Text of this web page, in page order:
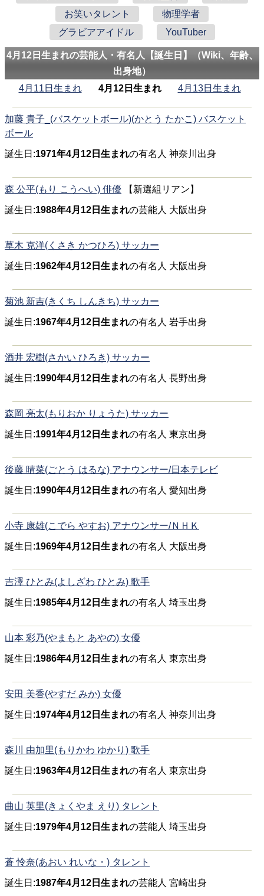
お笑いタレント
物理学者
グラビアアイドル
YouTuber
4月12日生まれの芸能人・有名人【誕生日】（Wiki、年齢、
出身地）
4月11日生まれ
4月12日生まれ 4月13日生まれ
加藤 貴子_(バスケットボール)(かとう たかこ) バスケット
ボール
誕生日:1971年4月12日生まれの有名人 神奈川出身
森 公平(もり こうへい) 俳優 【新選組リアン】
誕生日:1988年4月12日生まれの芸能人 大阪出身
草木 克洋(くさき かつひろ) サッカー
誕生日:1962年4月12日生まれの有名人 大阪出身
菊池 新吉(きくち しんきち) サッカー
誕生日:1967年4月12日生まれの有名人 岩手出身
酒井 宏樹(さかい ひろき) サッカー
誕生日:1990年4月12日生まれの有名人 長野出身
森岡 亮太(もりおか りょうた) サッカー
誕生日:1991年4月12日生まれの有名人 東京出身
後藤 晴菜(ごとう はるな) アナウンサー/日本テレビ
誕生日:1990年4月12日生まれの有名人 愛知出身
小寺 康雄(こでら やすお) アナウンサー/ＮＨＫ
誕生日:1969年4月12日生まれの有名人 大阪出身
吉澤 ひとみ(よしざわ ひとみ) 歌手
誕生日:1985年4月12日生まれの有名人 埼玉出身
山本 彩乃(やまもと あやの) 女優
誕生日:1986年4月12日生まれの有名人 東京出身
安田 美香(やすだ みか) 女優
誕生日:1974年4月12日生まれの有名人 神奈川出身
森川 由加里(もりかわ ゆかり) 歌手
誕生日:1963年4月12日生まれの有名人 東京出身
曲山 英里(きょくやま えり) タレント
誕生日:1979年4月12日生まれの芸能人 埼玉出身
蒼 怜奈(あおい れいな・) タレント
誕生日:1987年4月12日生まれの芸能人 宮崎出身